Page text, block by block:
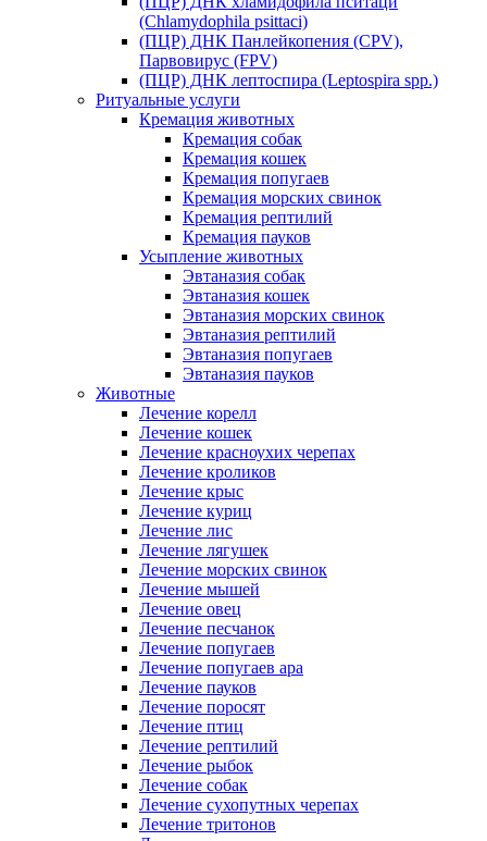
(Chlamydophila psittaci)
(ПЦР) ДНК Панлейкопения (CPV),
Парвовирус (FPV)
(ПЦР) ДНК лептоспира (Leptospira spp.)
Ритуальные услуги
Кремация животных
Кремация собак
Кремация кошек
Кремация попугаев
Кремация морских свинок
Кремация рептилий
Кремация пауков
Усыпление животных
Эвтаназия собак
Эвтаназия кошек
Эвтаназия морских свинок
Эвтаназия рептилий
Эвтаназия попугаев
Эвтаназия пауков
Животные
Лечение корелл
Лечение кошек
Лечение красноухих черепах
Лечение кроликов
Лечение крыс
Лечение куриц
Лечение лис
Лечение лягушек
Лечение морских свинок
Лечение мышей
Лечение овец
Лечение песчанок
Лечение попугаев
Лечение попугаев ара
Лечение пауков
Лечение поросят
Лечение птиц
Лечение рептилий
Лечение рыбок
Лечение собак
Лечение сухопутных черепах
Лечение тритонов